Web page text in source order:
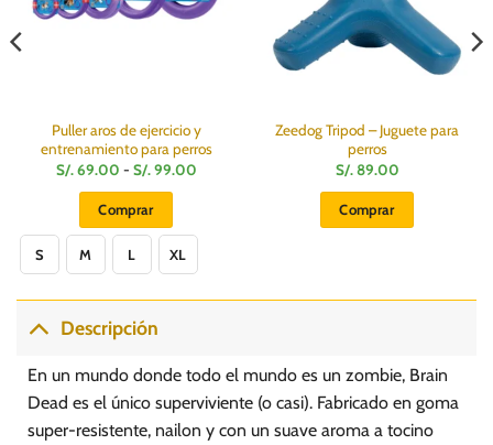
Puller aros de ejercicio y
entrenamiento para perros
S/.69.00 - S/.99.00Rango
69.00
S/.
Comprar
Este
producto
variantes.
opciones
se
pueden
S M L XL
Zeedog Tripod – Juguete para
perros
S/.89.00
Comprar
Descripción
En un mundo donde todo el mundo es un zombie, Brain
Dead es el único superviviente (o casi). Fabricado en goma
super-resistente, nailon y con un suave aroma a tocino